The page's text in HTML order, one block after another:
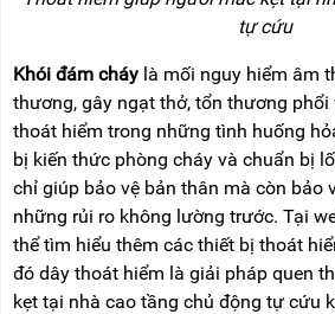
tự cứu
Khói đám cháy là mối nguy hiểm âm
thương, gây ngạt thở, tổn thương phổi
thoát hiểm trong những tình huống
bị kiến thức phòng cháy và chuẩn bị
chỉ giúp bảo vệ bản thân mà còn bảo
những rủi ro không lường trước. Tại
thể tìm hiểu thêm các thiết bị thoát
đó dây thoát hiểm là giải pháp quen
kẹt tại nhà cao tầng chủ động tự cứu